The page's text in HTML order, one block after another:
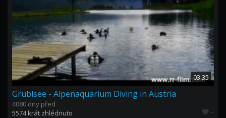
03:35
Grüblsee - Alpenaquarium Diving in Austria
4080 dny před
5574 krát zhlédnuto
-